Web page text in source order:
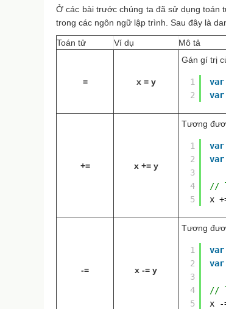
Ở các bài trước chúng ta đã sử dụng toán
trong các ngôn ngữ lập trình. Sau đây là
Toán tử Ví dụ Mô tả
= x = y
Gán gí trị
1
2
var
var
+= x += y
Tương
1
2
3
4
5
var
var
//
x
-= x -= y
Tương
1
2
3
4
5
var
var
//
x -